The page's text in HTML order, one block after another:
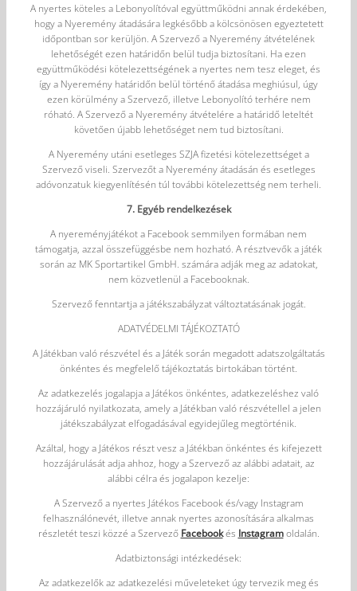
A nyertes köteles a Lebonyolítóval együttműködni annak érdekében,
hogy a Nyeremény átadására legkésőbb a kölcsönösen egyeztetett
időpontban sor kerüljön. A Szervező a Nyeremény átvételének
lehetőségét ezen határidőn belül tudja biztosítani. Ha ezen
együttműködési kötelezettségének a nyertes nem tesz eleget, és
így a Nyeremény határidőn belül történő átadása meghiúsul, úgy
ezen körülmény a Szervező, illetve Lebonyolító terhére nem
róható. A Szervező a Nyeremény átvételére a határidő leteltét
követően újabb lehetőséget nem tud biztosítani.
A Nyeremény utáni esetleges SZJA fizetési kötelezettséget a
Szervező viseli. Szervezőt a Nyeremény átadásán és esetleges
adóvonzatuk kiegyenlítésén túl további kötelezettség nem terheli.
7. Egyéb rendelkezések
A nyereményjátékot a Facebook semmilyen formában nem
támogatja, azzal összefüggésbe nem hozható. A résztvevők a játék
során az MK Sportartikel GmbH. számára adják meg az adatokat,
nem közvetlenül a Facebooknak.
Szervező fenntartja a játékszabályzat változtatásának jogát.
ADATVÉDELMI TÁJÉKOZTATÓ
A Játékban való részvétel és a Játék során megadott adatszolgáltatás
önkéntes és megfelelő tájékoztatás birtokában történt.
Az adatkezelés jogalapja a Játékos önkéntes, adatkezeléshez való
hozzájáruló nyilatkozata, amely a Játékban való részvétellel a jelen
játékszabályzat elfogadásával egyidejűleg megtörténik.
Azáltal, hogy a Játékos részt vesz a Játékban önkéntes és kifejezett
hozzájárulását adja ahhoz, hogy a Szervező az alábbi adatait, az
alábbi célra és jogalapon kezelje:
A Szervező a nyertes Játékos Facebook és/vagy Instagram
felhasználónevét, illetve annak nyertes azonosítására alkalmas
részletét teszi közzé a Szervező Facebookés Instagramoldalán.
Adatbiztonsági intézkedések:
Az adatkezelők az adatkezelési műveleteket úgy tervezik meg és